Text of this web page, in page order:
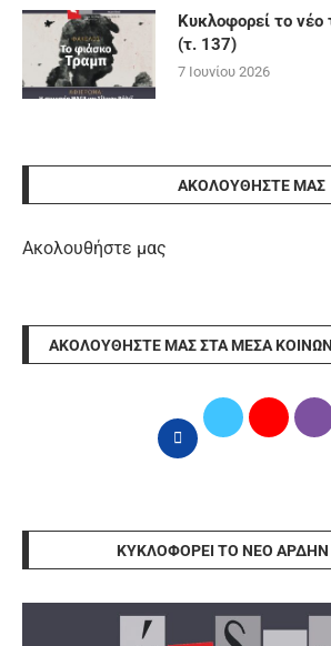
Κυκλοφορεί το νέο
(τ. 137)
7 Ιουνίου 2026
ΑΚΟΛΟΥΘΉΣΤΕ ΜΑΣ
Ακολουθήστε μας
ΑΚΟΛΟΥΘΉΣΤΕ ΜΑΣ ΣΤΑ ΜΈΣΑ
ΚΥΚΛΟΦΟΡΕΊ ΤΟ ΝΈΟ ΆΡΔΗΝ